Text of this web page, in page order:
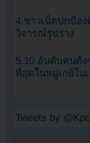
4.ชาวเน็ตปกป้อ
วิจารณ์รูปร่าง
5.10 อันดับคนดั
ที่สุดในหมู่เกย์ใน
Tweets by